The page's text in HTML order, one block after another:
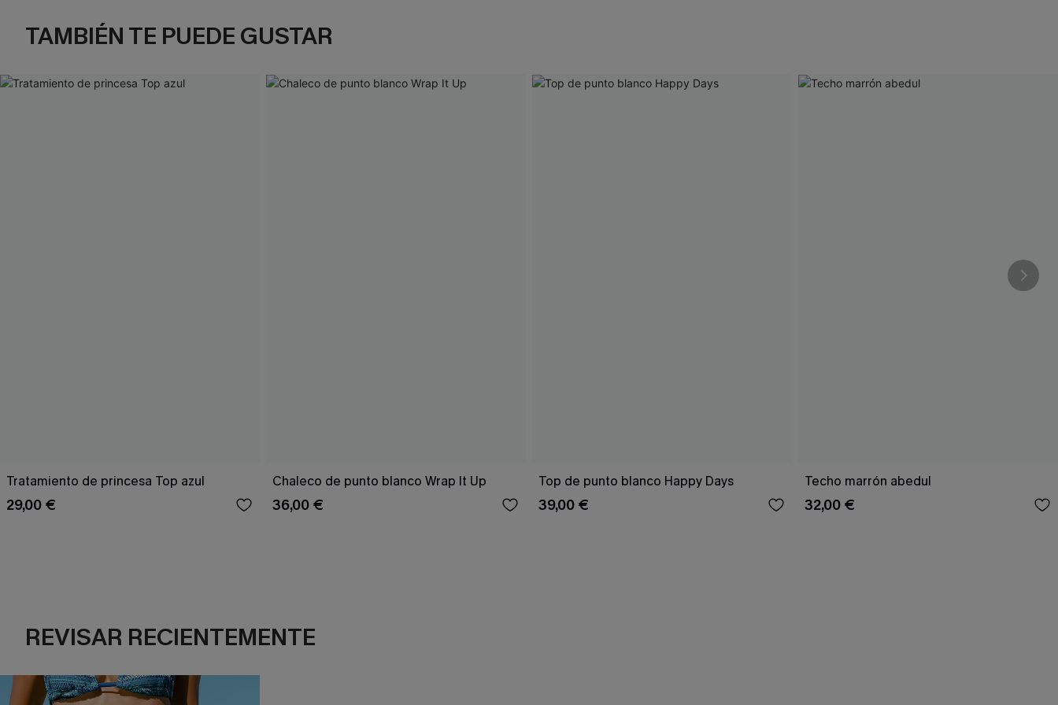
TAMBIÉN TE PUEDE GUSTAR
Tratamiento de princesa Top azul
29,00 €
Chaleco de punto blanco Wrap It Up
36,00 €
Top de punto blanco Happy Days
39,00 €
Techo marrón abedul
32,00 €
REVISAR RECIENTEMENTE